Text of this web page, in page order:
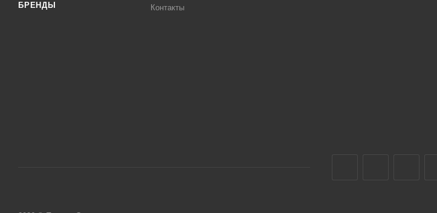
БРЕНДЫ
Контакты